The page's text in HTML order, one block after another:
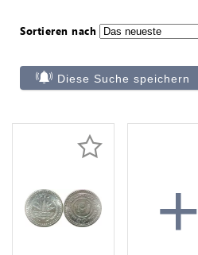
Sortieren nach
Diese Suche speichern
+